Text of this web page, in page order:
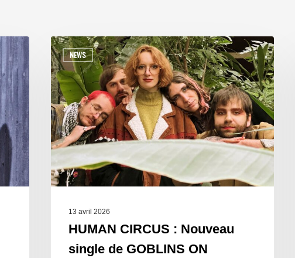
NEWS
13 avril 2026
HUMAN CIRCUS : Nouveau
single de GOBLINS ON